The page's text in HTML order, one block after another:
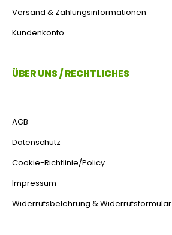
Versand & Zahlungsinformationen
Kundenkonto
ÜBER UNS / RECHTLICHES
AGB
Datenschutz
Cookie-Richtlinie/Policy
Impressum
Widerrufsbelehrung & Widerrufsformular